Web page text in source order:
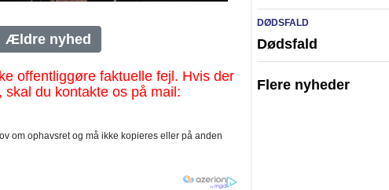
Ældre nyhed
offentliggøre faktuelle fejl. Hvis der
du kontakte os på mail:
om ophavsret og må ikke kopieres eller på anden
DØDSFALD
Dødsfald
Flere nyheder